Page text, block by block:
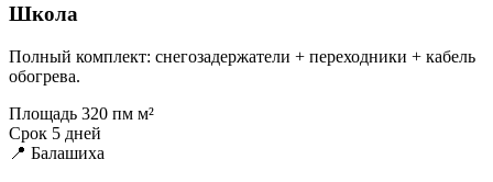
Школа
Полный комплект: снегозадержатели + переходники + кабель
обогрева.
Площадь 320 пм м²
Срок 5 дней
📍 Балашиха